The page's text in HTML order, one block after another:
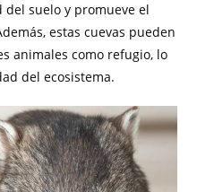
suelo y promueve el
estas cuevas pueden
animales como refugio, lo
del ecosistema.